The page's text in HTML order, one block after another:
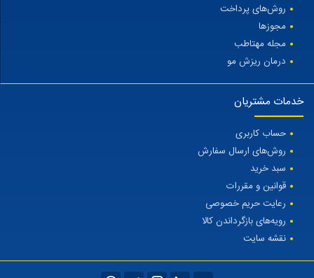
روش‌های پرداخت
مجوزها
مجله مهتاطب
درمان ریزش مو
خدمات مشتریان
حساب کاربری
روش‌های ارسال سفارش
سبد خرید
قوانین و مقررات
رعایت حریم خصوصی
رویه‌های بازگرداندن کالا
نقشه سایت